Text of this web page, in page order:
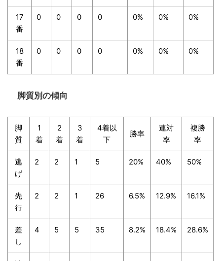
17
番
0 0 0 0 0% 0% 0%
18
番
0 0 0 0 0% 0% 0%
脚質別の傾向
脚
質
1
着
2
着
3
着
4着以
下
勝率
連対
率
複勝
率
逃
げ
2 2 1 5 20% 40% 50%
先
行
2 2 1 26 6.5% 12.9% 16.1%
差
し
4 5 5 35 8.2% 18.4% 28.6%